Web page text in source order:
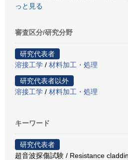
っと見る
審査区分/研究分野
研究代表者
溶接工学 / 材料加工・処理
研究代表者以外
溶接工学 / 材料加工・処理
キーワード
研究代表者
超音波探傷試験 / Resistance